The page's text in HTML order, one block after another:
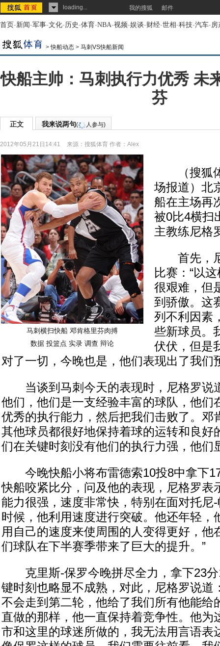
loading... 我的搜狐 邮件
首页-新闻-军事-文化-历史-体育-NBA-视频-娱谈-财经-世相-科技-汽车-房
>快船动态 > 马刺VS快船新闻
快船主帅：马刺执行力优秀 未
芬
正文 我来说两句( 人参与)
2012年05月21日14:41 来源： 搜狐体育 作者：Alex
马刺横扫快船 邓肯格里芬肉搏
数据 投篮点 实录 调查 辩论
（搜狐体
场报道）北
船在主场再
被0比4横扫
主教练尼格
首先，尼
比赛：“以
很艰难，但
到骄傲。这
列不利因素
些新球员。
伏伏，但是
对了一切，今晚也是，他们表现出了我们
当谈到马刺今天的表现时，尼格罗说
他们，他们是一支经验丰富的球队，他们
优秀的执行能力，然后把我们击败了。邓
其他球员都很好地保持着球的运转和良好
们在关键时刻没有他们的执行力强，他们
今晚快船小将布雷德索10投8中拿下
快船咬紧比分，问及他的表现，尼格罗表
能力很强，速度非常快，特别在面对托尼
时候，他利用速度进行突破。他还年轻，
用自己的速度来使周围的人变得更好，他
们球队在下半赛季带来了巨大的提升。”
克里斯-保罗今晚拼尽全力，拿下23分
键时刻也略显不成熟，对此，尼格罗说道
不会走到第二轮，他给了我们所有他能给
直做的那样，他一直保持着竞争性。他为
市和这里的球迷所做的，我无法用言语表